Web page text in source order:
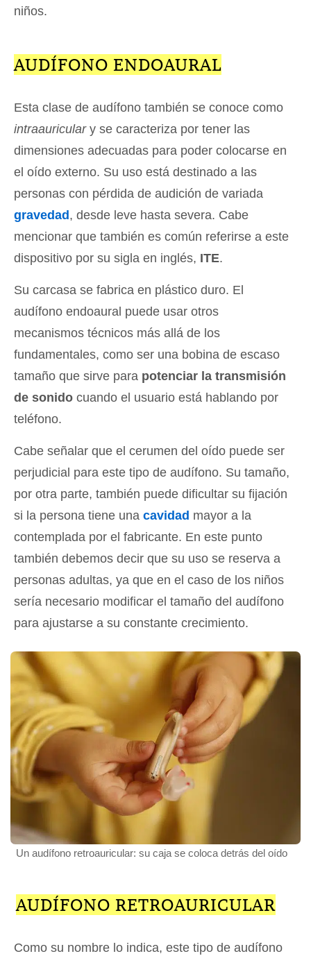
niños.
AUDÍFONO ENDOAURAL
Esta clase de audífono también se conoce como
intraauriculary se caracteriza por tener las
dimensiones adecuadas para poder colocarse en
el oído externo. Su uso está destinado a las
personas con pérdida de audición de variada
gravedad, desde leve hasta severa. Cabe
mencionar que también es común referirse a este
dispositivo por su sigla en inglés, ITE.
Su carcasa se fabrica en plástico duro. El
audífono endoaural puede usar otros
mecanismos técnicos más allá de los
fundamentales, como ser una bobina de escaso
tamaño que sirve para potenciar la transmisión
de sonido cuando el usuario está hablando por
teléfono.
Cabe señalar que el cerumen del oído puede ser
perjudicial para este tipo de audífono. Su tamaño,
por otra parte, también puede dificultar su fijación
si la persona tiene una cavidad mayor a la
contemplada por el fabricante. En este punto
también debemos decir que su uso se reserva a
personas adultas, ya que en el caso de los niños
sería necesario modificar el tamaño del audífono
para ajustarse a su constante crecimiento.
Un audífono retroauricular: su caja se coloca detrás del oído
AUDÍFONO RETROAURICULAR
Como su nombre lo indica, este tipo de audífono